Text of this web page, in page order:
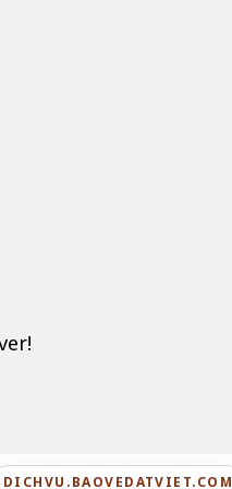
DICHVU.BAOVEDATVIET.COM